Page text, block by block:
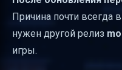
Причина почти всегда
нужен другой релиз
игры.